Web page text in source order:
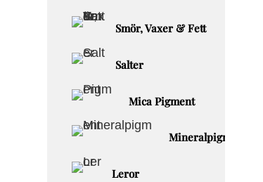
Smör, Vaxer & Fett
Salter
Mica Pigment
Mineralpigment
Leror